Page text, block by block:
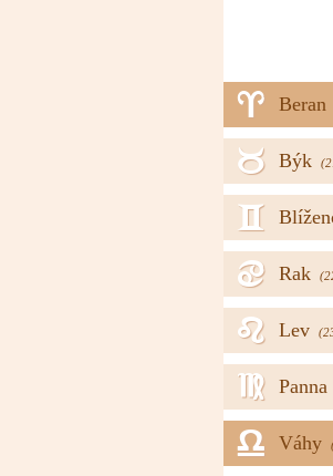
Beran
a
Býk
b
c
Rak
d
Lev
e
Panna
f
Váhy
g